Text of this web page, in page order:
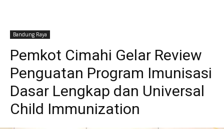
Bandung Raya
Pemkot Cimahi Gelar Review
Penguatan Program Imunisasi
Dasar Lengkap dan Universal
Child Immunization